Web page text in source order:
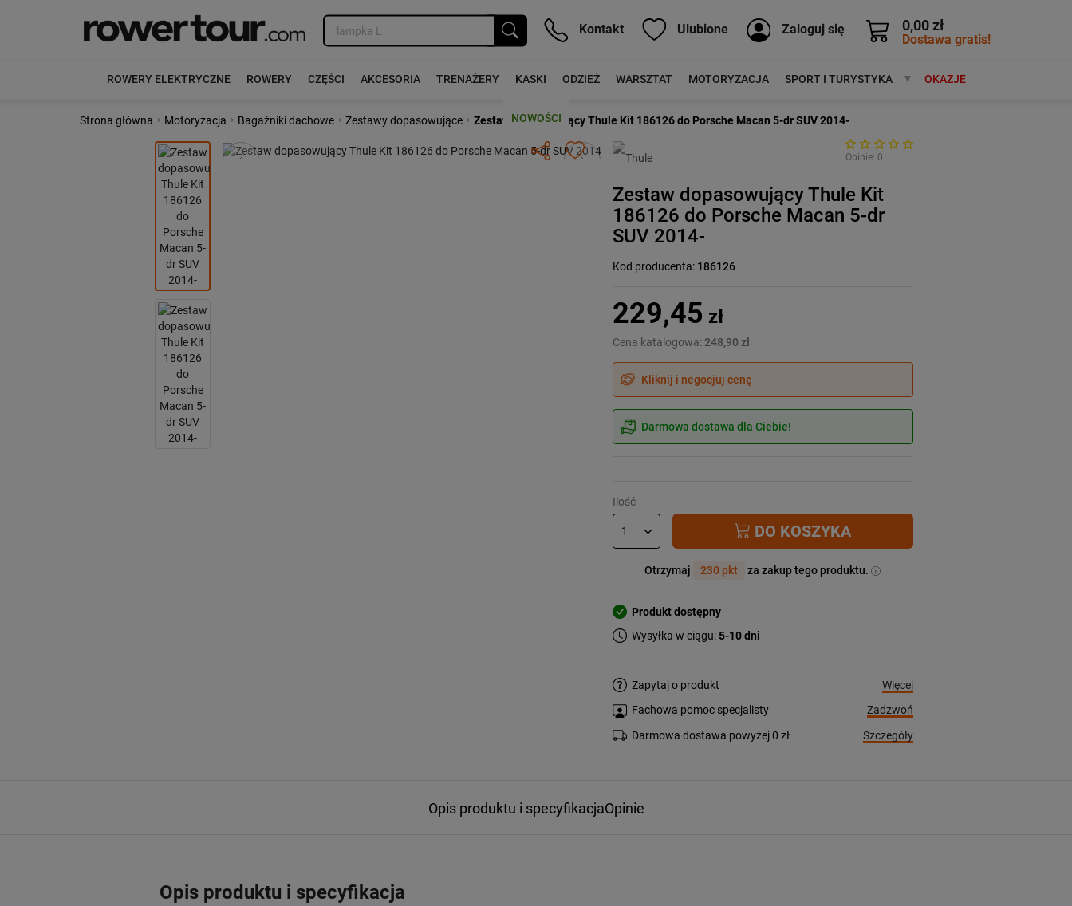
0,00 zł
Dostawa gratis!
Kontakt Ulubione Zaloguj się
ROWERY ELEKTRYCZNE ROWERY CZĘŚCI AKCESORIA TRENAŻERY KASKI ODZIEŻ WARSZTAT MOTORYZACJA SPORT I TURYSTYKA MARKIOKAZJE
NOWOŚCI
Strona główna › Motoryzacja › Bagażniki dachowe › Zestawy dopasowujące › Zestaw dopasowujący Thule Kit 186126 do Porsche Macan 5-dr SUV 2014-
Poprzedni Następny Opinie: 0
Zestaw dopasowujący Thule Kit
186126 do Porsche Macan 5-dr
SUV 2014-
Kod producenta: 186126
229,45 zł
Cena katalogowa:248,90 zł
Kliknij i negocjuj cenę
Darmowa dostawa dla Ciebie!
Ilość
DO KOSZYKA
Otrzymaj 230 pkt za zakup tego produktu.
Produkt dostępny
Wysyłka w ciągu:5-10 dni
Zapytaj o produkt
Więcej
Fachowa pomoc specjalisty
Zadzwoń
Darmowa dostawa powyżej 0 zł
Szczegóły
Opis produktu i specyfikacjaOpinie
Opis produktu i specyfikacja